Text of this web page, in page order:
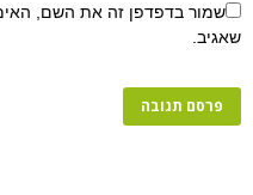
שמור בדפדפן זה את השם,
שאגיב.